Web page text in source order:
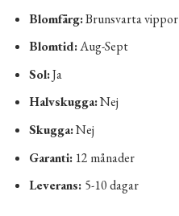
Blomfärg:Brunsvarta vippor
Blomtid:Aug-Sept
Sol:Ja
Halvskugga:Nej
Skugga:Nej
Garanti:12 månader
Leverans: 5-10 dagar